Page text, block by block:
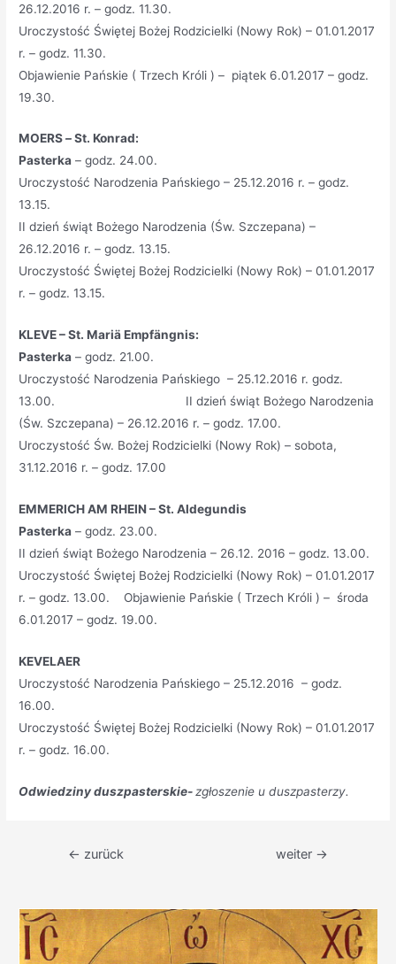
26.12.2016 r. – godz. 11.30.
Uroczystość Świętej Bożej Rodzicielki (Nowy Rok) – 01.01.2017
r. – godz. 11.30.
Objawienie Pańskie ( Trzech Króli ) – piątek 6.01.2017 – godz.
19.30.
MOERS–St. Konrad:
Pasterka – godz. 24.00.
Uroczystość Narodzenia Pańskiego – 25.12.2016 r. – godz.
13.15.
II dzień świąt Bożego Narodzenia (Św. Szczepana) –
26.12.2016 r. – godz. 13.15.
Uroczystość Świętej Bożej Rodzicielki (Nowy Rok) – 01.01.2017
r. – godz. 13.15.
KLEVE –St. Mariä Empfängnis:
Pasterka – godz. 21.00.
Uroczystość Narodzenia Pańskiego – 25.12.2016 r. godz.
13.00. II dzień świąt Bożego Narodzenia
(Św. Szczepana) – 26.12.2016 r. – godz. 17.00.
Uroczystość Św. Bożej Rodzicielki (Nowy Rok) – sobota,
31.12.2016 r. – godz. 17.00
EMMERICH AM RHEIN – St. Aldegundis
Pasterka – godz. 23.00.
II dzień świąt Bożego Narodzenia – 26.12. 2016 – godz. 13.00.
Uroczystość Świętej Bożej Rodzicielki (Nowy Rok) – 01.01.2017
r. – godz. 13.00. Objawienie Pańskie ( Trzech Króli ) – środa
6.01.2017 – godz. 19.00.
KEVELAER
Uroczystość Narodzenia Pańskiego – 25.12.2016 – godz.
16.00.
Uroczystość Świętej Bożej Rodzicielki (Nowy Rok) – 01.01.2017
r. – godz. 16.00.
Odwiedziny duszpasterskie-zgłoszenie u duszpasterzy.
Beitragsnavigation
← zurück weiter →